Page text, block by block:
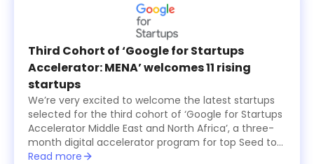
products in three-minute pitches. A global judging
panel including investors from Sukna Ventures, Falak
Investment Hub, and HALA Ventures, selected 10
final startups that received US$100,000 in funding
each, while an eleventh startup was also selected
by the online and in-person audience and was
granted $100,000 as well.
Third Cohort of ‘Google for Startups
Accelerator: MENA’ welcomes 11 rising
startups
We’re very excited to welcome the latest startups
selected for the third cohort of ‘Google for Startups
Accelerator Middle East and North Africa’, a three-
month digital accelerator program for top Seed to
Series A technology startups based in the region.
Read more